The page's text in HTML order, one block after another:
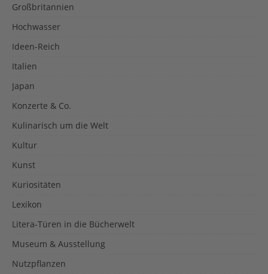
Großbritannien
Hochwasser
Ideen-Reich
Italien
Japan
Konzerte & Co.
Kulinarisch um die Welt
Kultur
Kunst
Kuriositäten
Lexikon
Litera-Türen in die Bücherwelt
Museum & Ausstellung
Nutzpflanzen